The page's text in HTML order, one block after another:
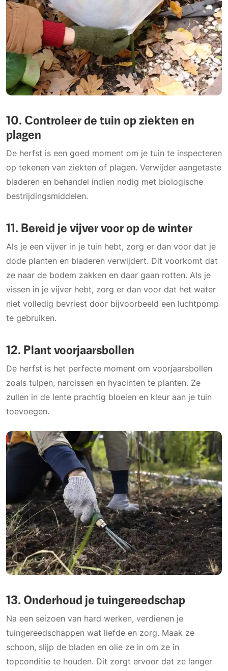
10. Controleer de tuin op ziekten en
plagen
De herfst is een goed moment om je tuin te inspecteren
op tekenen van ziekten of plagen. Verwijder aangetaste
bladeren en behandel indien nodig met biologische
bestrijdingsmiddelen.
11. Bereid je vijver voor op de winter
Als je een vijver in je tuin hebt, zorg er dan voor dat je
dode planten en bladeren verwijdert. Dit voorkomt dat
ze naar de bodem zakken en daar gaan rotten. Als je
vissen in je vijver hebt, zorg er dan voor dat het water
niet volledig bevriest door bijvoorbeeld een luchtpomp
te gebruiken.
12. Plant voorjaarsbollen
De herfst is het perfecte moment om voorjaarsbollen
zoals tulpen, narcissen en hyacinten te planten. Ze
zullen in de lente prachtig bloeien en kleur aan je tuin
toevoegen.
13. Onderhoud je tuingereedschap
Na een seizoen van hard werken, verdienen je
tuingereedschappen wat liefde en zorg. Maak ze
schoon, slijp de bladen en olie ze in om ze in
topconditie te houden. Dit zorgt ervoor dat ze langer